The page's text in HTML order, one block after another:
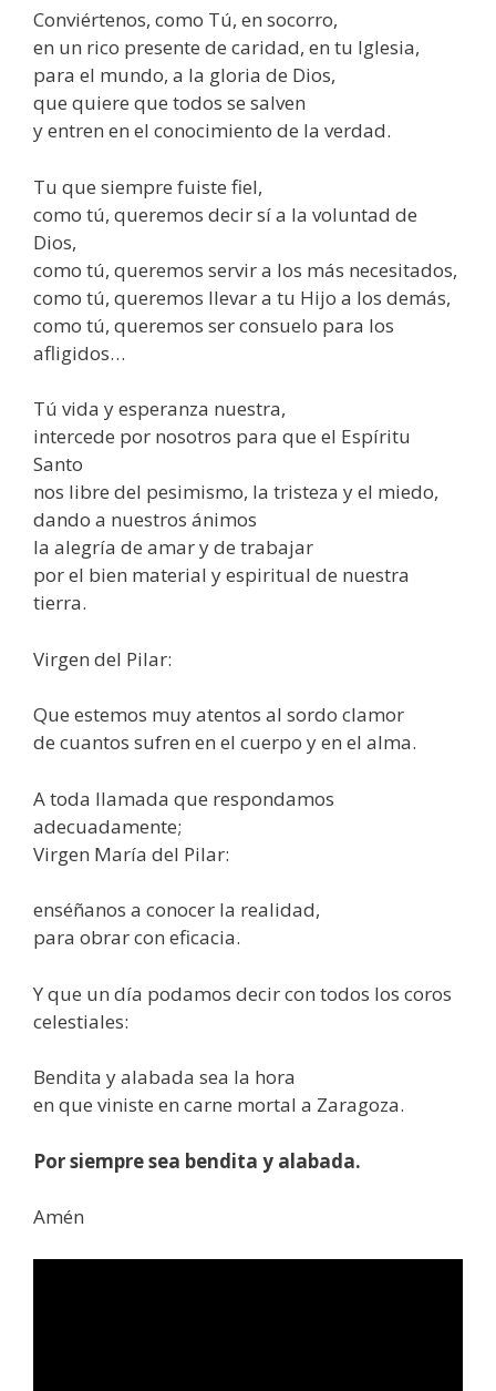
Conviértenos, como Tú, en socorro,
en un rico presente de caridad, en tu Iglesia,
para el mundo, a la gloria de Dios,
que quiere que todos se salven
y entren en el conocimiento de la verdad.
Tu que siempre fuiste fiel,
como tú, queremos decir sí a la voluntad de
Dios,
como tú, queremos servir a los más necesitados,
como tú, queremos llevar a tu Hijo a los demás,
como tú, queremos ser consuelo para los
afligidos…
Tú vida y esperanza nuestra,
intercede por nosotros para que el Espíritu
Santo
nos libre del pesimismo, la tristeza y el miedo,
dando a nuestros ánimos
la alegría de amar y de trabajar
por el bien material y espiritual de nuestra
tierra.
Virgen del Pilar:
Que estemos muy atentos al sordo clamor
de cuantos sufren en el cuerpo y en el alma.
A toda llamada que respondamos
adecuadamente;
Virgen María del Pilar:
enséñanos a conocer la realidad,
para obrar con eficacia.
Y que un día podamos decir con todos los coros
celestiales:
Bendita y alabada sea la hora
en que viniste en carne mortal a Zaragoza.
Por siempre sea bendita y alabada.
Amén